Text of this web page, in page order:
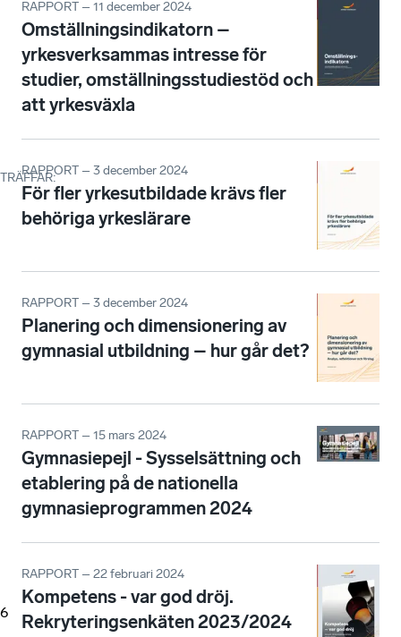
TRÄFFAR:
6
RAPPORT – 11 december 2024
Omställningsindikatorn –
yrkesverksammas intresse för
studier, omställningsstudiestöd och
att yrkesväxla
RAPPORT – 3 december 2024
För fler yrkesutbildade krävs fler
behöriga yrkeslärare
RAPPORT – 3 december 2024
Planering och dimensionering av
gymnasial utbildning – hur går det?
RAPPORT – 15 mars 2024
Gymnasiepejl - Sysselsättning och
etablering på de nationella
gymnasieprogrammen 2024
RAPPORT – 22 februari 2024
Kompetens - var god dröj.
Rekryteringsenkäten 2023/2024